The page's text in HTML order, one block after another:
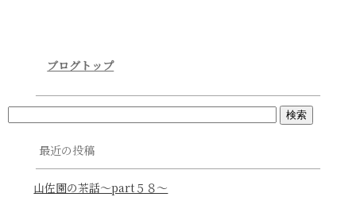
ブログトップ
最近の投稿
山佐園の茶話～part５８～